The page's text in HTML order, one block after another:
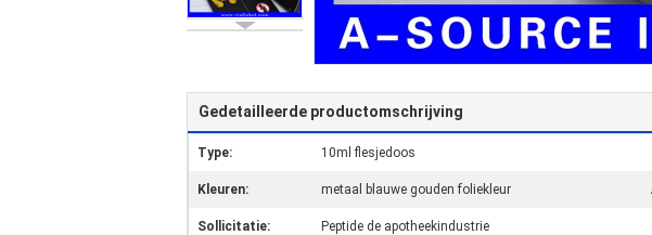
Gedetailleerde productomschrijving
Type: 10ml flesjedoos
Kleuren: metaal blauwe gouden foliekleur
Sollicitatie: Peptide de apotheekindustrie